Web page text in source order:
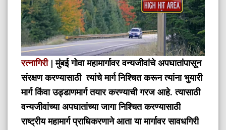
रत्नागिरी| मुंबई गोवा महामार्गावर वन्यजीवांचे अपघातांपासून
संरक्षण करण्यासाठी त्यांचे मार्ग निश्चित करून त्यांना भुयारी
मार्ग किंवा उड्डाणमार्ग तयार करण्याची गरज आहे. त्यासाठी
वन्यजीवांच्या अपघातांच्या जागा निश्चित करण्यासाठी
राष्ट्रीय महामार्ग प्राधिकरणाने आता या मार्गावर सावधगिरी